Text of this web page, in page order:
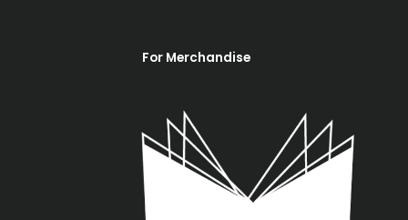
For Merchandise